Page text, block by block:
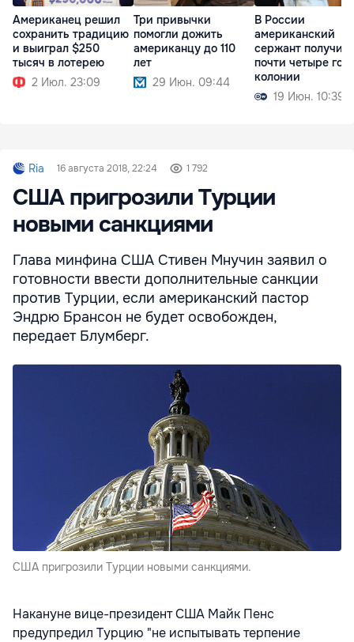
Американец решил
сохранить традицию
и выиграл $250
тысяч в лотерею
2 Июл. 23:09
Три привычки
помогли дожить
американцу до 110
лет
29 Июн. 09:44
В России
американский
сержант получил
почти четыре
колонии
19 Июн. 10:39
Ria 16 августа 2018, 22:24 1 792
США пригрозили Турции
новыми санкциями
Глава минфина США Стивен Мнучин заявил о
готовности ввести дополнительные санкции
против Турции, если американский пастор
Эндрю Брансон не будет освобожден,
передает Блумберг.
США пригрозили Турции новыми санкциями.
Накануне вице-президент США Майк Пенс
предупредил Турцию "не испытывать терпение